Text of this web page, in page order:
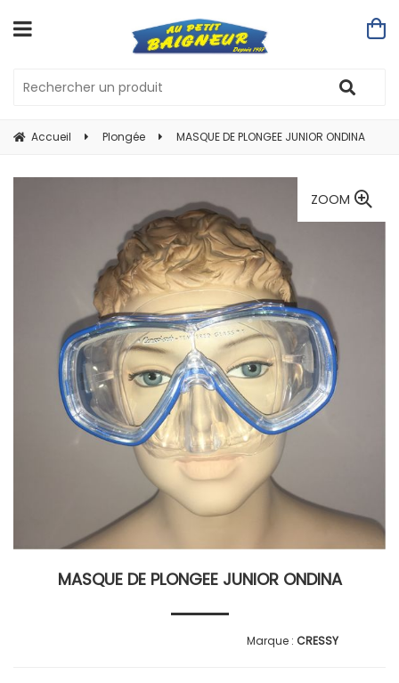
Accueil Plongée MASQUE DE PLONGEE JUNIOR ONDINA
ZOOM
MASQUE DE PLONGEE JUNIOR ONDINA
CRESSY